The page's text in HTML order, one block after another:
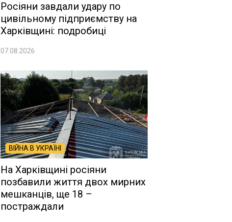
Росіяни завдали удару по
цивільному підприємству на
Харківщині: подробиці
07.08.2026
ВІЙНА В УКРАЇНІ
На Харківщині росіяни
позбавили життя двох мирних
мешканців, ще 18 –
постраждали